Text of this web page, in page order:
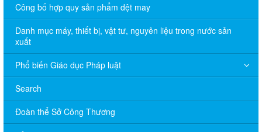
Công bố hợp quy sản phẩm dệt may
Danh mục máy, thiết bị, vật tư, nguyên liệu trong nước sản
xuất
Phổ biến Giáo dục Pháp luật
Search
Đoàn thể Sở Công Thương